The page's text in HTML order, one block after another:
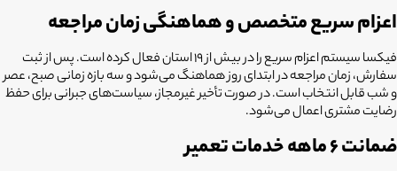
اعزام سریع متخصص و هماهنگی زمان مراجعه
فیکسا سیستم اعزام سریع را در بیش از ۱۹ استان فعال کرده است. پس از ثبت
سفارش، زمان مراجعه در ابتدای روز هماهنگ می‌شود و سه بازه زمانی صبح، عصر
و شب قابل انتخاب است. در صورت تأخیر غیرمجاز، سیاست‌های جبرانی برای حفظ
رضایت مشتری اعمال می‌شود.
ضمانت ۶ ماهه خدمات تعمیر